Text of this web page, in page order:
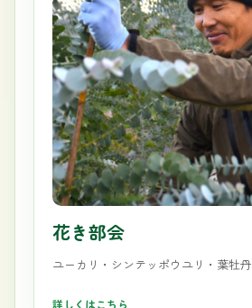
花き部会
ユーカリ・シンテッポウユリ・葉牡丹
詳しくはこちら